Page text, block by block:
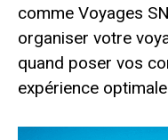
comme Voyages
organiser votre
quand poser vos
expérience